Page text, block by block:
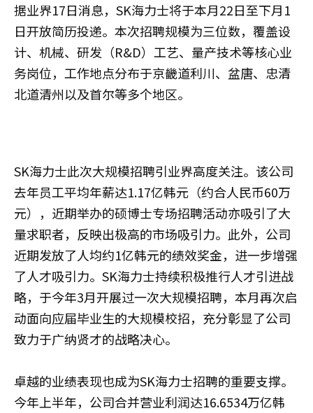
据业界17日消息，SK海力士将于本月22日至下月1
日开放简历投递。本次招聘规模为三位数，覆盖设
计、机械、研发（R&D）工艺、量产技术等核心业
务岗位，工作地点分布于京畿道利川、盆唐、忠清
北道清州以及首尔等多个地区。
SK海力士此次大规模招聘引业界高度关注。该公司
去年员工平均年薪达1.17亿韩元（约合人民币60万
元），近期举办的硕博士专场招聘活动亦吸引了大
量求职者，反映出极高的市场吸引力。此外，公司
近期发放了人均约1亿韩元的绩效奖金，进一步增强
了人才吸引力。SK海力士持续积极推行人才引进战
略，于今年3月开展过一次大规模招聘，本月再次启
动面向应届毕业生的大规模校招，充分彰显了公司
致力于广纳贤才的战略决心。
卓越的业绩表现也成为SK海力士招聘的重要支撑。
今年上半年，公司合并营业利润达16.6534万亿韩